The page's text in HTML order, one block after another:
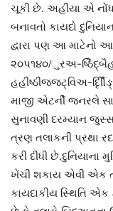
ચૂકી છે. અહીંયા એ
બનાવતો કાયદો
દ્વારા પણ આ
૨૦૫૧૪૦/ુરઅ-
હહીષ્ઠીજજટ્વિઅ-
માજી એટર્ની જનરલે
સુનાવણી દરમ્યાન
ત્રણ તલાકની પ્રથા
કરી દીધી
ખેંચી શકાય એવી એક
કાયદાકીય સ્થિતિ